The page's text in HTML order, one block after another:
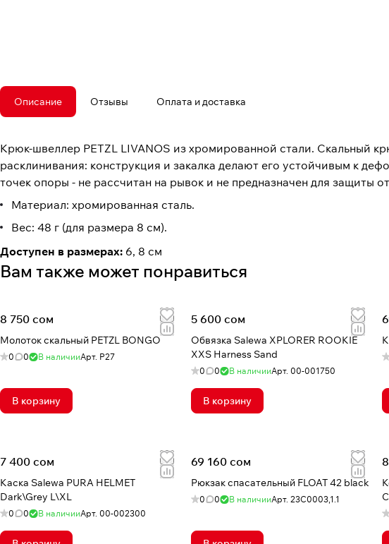
Описание Отзывы Оплата и доставка
Крюк-швеллер PETZL LIVANOS из хромированной стали. Скальный
расклинивания: конструкция и закалка делают его устойчивым к
точек опоры - не рассчитан на рывок и не предназначен для защиты
Материал: хромированная сталь.
Вес: 48 г (для размера 8 см).
Доступен в размерах: 6, 8 см
Вам также может понравиться
8 750 сом
Молоток скальный PETZL BONGO
0 0 В наличииАрт. P27
В корзину
5 600 сом
Обвязка Salewa XPLORER ROOKIE
XXS Harness Sand
0 0 В наличииАрт.00-001750
В корзину
7 400 сом
Каска Salewa PURA HELMET
Dark\Grey L\XL
0 0 В наличииАрт. 00-002300
69 160 сом
Рюкзак спасательный FLOAT 42 black
0 0 В наличииАрт.23C0003,1.1